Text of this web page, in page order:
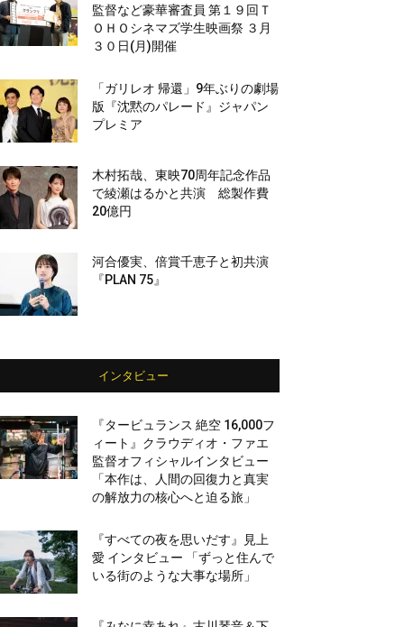
監督など豪華審査員 第１９回Ｔ
ＯＨＯシネマズ学生映画祭 ３月
３０日(月)開催
「ガリレオ 帰還」9年ぶりの劇場
版『沈黙のパレード』ジャパン
プレミア
木村拓哉、東映70周年記念作品
で綾瀬はるかと共演 総製作費
20億円
河合優実、倍賞千恵子と初共演
『PLAN 75』
インタビュー
『タービュランス 絶空 16,000フ
ィート』クラウディオ・ファエ
監督オフィシャルインタビュー
「本作は、人間の回復力と真実
の解放力の核心へと迫る旅」
『すべての夜を思いだす』見上
愛 インタビュー 「ずっと住んで
いる街のような大事な場所」